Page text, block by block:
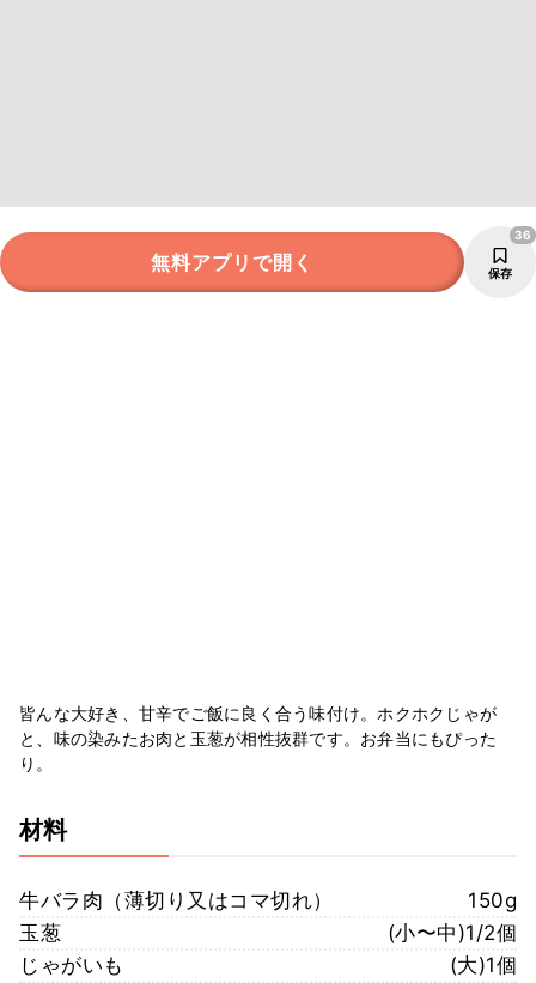
無料アプリで開く 保存
36
皆んな大好き、甘辛でご飯に良く合う味付け。ホクホクじゃが
と、味の染みたお肉と玉葱が相性抜群です。お弁当にもぴった
り。
材料
牛バラ肉（薄切り又はコマ切れ）
150g
玉葱
(小〜中)1/2個
じゃがいも
(大)1個